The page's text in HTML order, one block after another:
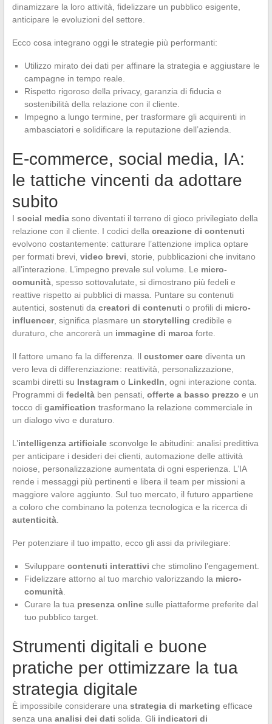
dinamizzare la loro attività, fidelizzare un pubblico esigente,
anticipare le evoluzioni del settore.
Ecco cosa integrano oggi le strategie più performanti:
Utilizzo mirato dei dati per affinare la strategia e aggiustare le
campagne in tempo reale.
Rispetto rigoroso della privacy, garanzia di fiducia e
sostenibilità della relazione con il cliente.
Impegno a lungo termine, per trasformare gli acquirenti in
ambasciatori e solidificare la reputazione dell’azienda.
E-commerce, social media, IA:
le tattiche vincenti da adottare
subito
I social mediasono diventati il terreno di gioco privilegiato della
relazione con il cliente. I codici della creazione di contenuti
evolvono costantemente: catturare l’attenzione implica optare
per formati brevi, video brevi , storie, pubblicazioni che invitano
all’interazione. L’impegno prevale sul volume. Le micro-
comunità, spesso sottovalutate, si dimostrano più fedeli e
reattive rispetto ai pubblici di massa. Puntare su contenuti
autentici, sostenuti da creatori di contenuti o profili di micro-
influencer, significa plasmare un storytelling credibile e
duraturo, che ancorerà un immagine di marcaforte.
Il fattore umano fa la differenza. Il customer carediventa un
vero leva di differenziazione: reattività, personalizzazione,
scambi diretti su Instagramo LinkedIn , ogni interazione conta.
Programmi di fedeltàben pensati, offerte a basso prezzo e un
tocco di gamification trasformano la relazione commerciale in
un dialogo vivo e duraturo.
L’intelligenza artificialesconvolge le abitudini: analisi predittiva
per anticipare i desideri dei clienti, automazione delle attività
noiose, personalizzazione aumentata di ogni esperienza. L’IA
rende i messaggi più pertinenti e libera il team per missioni a
maggiore valore aggiunto. Sul tuo mercato, il futuro appartiene
a coloro che combinano la potenza tecnologica e la ricerca di
autenticità.
Per potenziare il tuo impatto, ecco gli assi da privilegiare:
Sviluppare contenuti interattivi che stimolino l’engagement.
Fidelizzare attorno al tuo marchio valorizzando la micro-
comunità.
Curare la tua presenza onlinesulle piattaforme preferite dal
tuo pubblico target.
Strumenti digitali e buone
pratiche per ottimizzare la tua
strategia digitale
È impossibile considerare una strategia di marketing efficace
senza una analisi dei dati solida. Gli indicatori di